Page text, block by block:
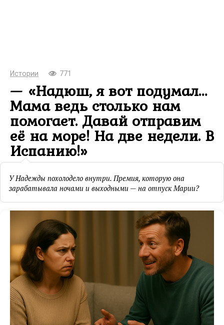
Истории 771
— «Надюш, я вот подумал…
Мама ведь столько нам
помогает. Давай отправим
её на море! На две недели. В
Испанию!»
У Надежды похолодело внутри. Премия, которую она
зарабатывала ночами и выходными — на отпуск Марии?